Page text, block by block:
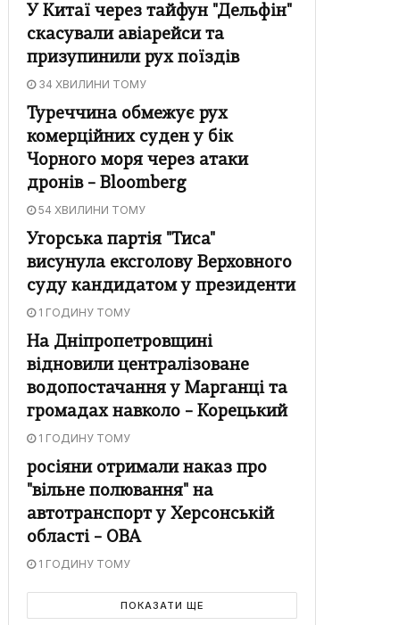
У Китаї через тайфун "Дельфін"
скасували авіарейси та
призупинили рух поїздів
34 ХВИЛИНИ ТОМУ
Туреччина обмежує рух
комерційних суден у бік
Чорного моря через атаки
дронів – Bloomberg
54 ХВИЛИНИ ТОМУ
Угорська партія "Тиса"
висунула ексголову Верховного
суду кандидатом у президенти
1 ГОДИНУ ТОМУ
На Дніпропетровщині
відновили централізоване
водопостачання у Марганці та
громадах навколо – Корецький
1 ГОДИНУ ТОМУ
росіяни отримали наказ про
"вільне полювання" на
автотранспорт у Херсонській
області – ОВА
1 ГОДИНУ ТОМУ
ПОКАЗАТИ ЩЕ